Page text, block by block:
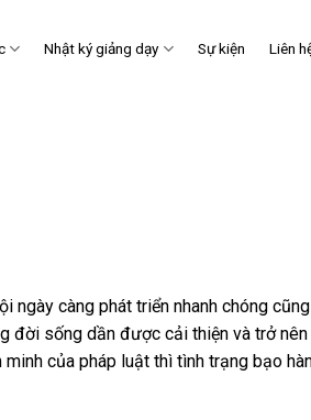
Nhật ký giảng dạy Sự kiện Liên
ngày càng phát triển nhanh chóng
đời sống dần được cải thiện và trở
của pháp luật thì tình trạng bạo